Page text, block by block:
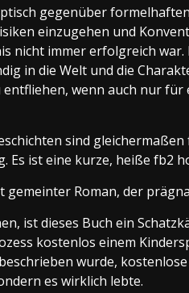
gegenüber
einzugehen und
nicht immer erfolgreich
in die Welt und die
wenn auch nur
sind
Es ist eine kurze, heiße fb2
gemeinter Roman, der
ist dieses Buch ein
kostenlos einem
wurde,
es wirklich lebte.